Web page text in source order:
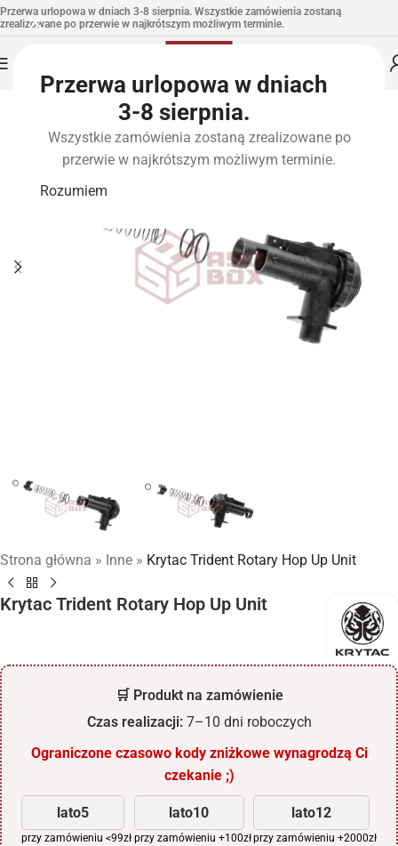
Przerwa urlopowa w dniach
3-8 sierpnia.
Wszystkie zamówienia zostaną zrealizowane po
przerwie w najkrótszym możliwym terminie.
Rozumiem
Przerwa urlopowa w dniach 3-8 sierpnia. Wszystkie zamówienia zostaną
zrealizowane po przerwie w najkrótszym możliwym terminie.
Strona główna » Inne » Krytac Trident Rotary Hop Up Unit
Krytac Trident Rotary Hop Up Unit
🛒 Produkt na zamówienie
Czas realizacji:7–10 dni roboczych
Ograniczone czasowo kody zniżkowe wynagrodzą Ci
czekanie ;)
lato5
przy zamówieniu <99zł
lato10
przy zamówieniu +100zł
lato12
przy zamówieniu +2000zł